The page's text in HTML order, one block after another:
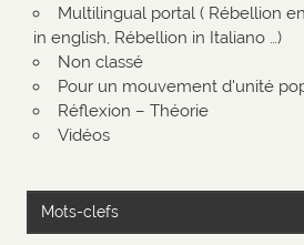
Multilingual portal ( Rébellion
in english, Rébellion in Italiano …)
Non classé
Pour un mouvement d'unité
Réflexion – Théorie
Vidéos
Mots-clefs